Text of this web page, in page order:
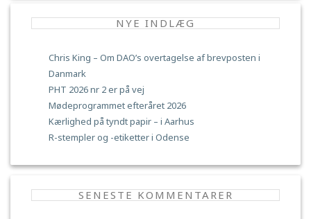
NYE INDLÆG
Chris King – Om DAO’s overtagelse af brevposten i
Danmark
PHT 2026 nr 2 er på vej
Mødeprogrammet efteråret 2026
Kærlighed på tyndt papir – i Aarhus
R-stempler og -etiketter i Odense
SENESTE KOMMENTARER